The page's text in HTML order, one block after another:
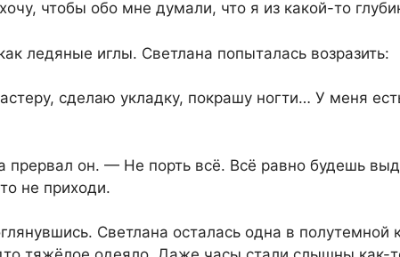
чтобы обо мне думали, что я из какой-то
ледяные иглы. Светлана попыталась возразить:
сделаю укладку, покрашу ногти… У меня
он. — Не порть всё. Всё равно будешь
не приходи.
Светлана осталась одна в полутемной